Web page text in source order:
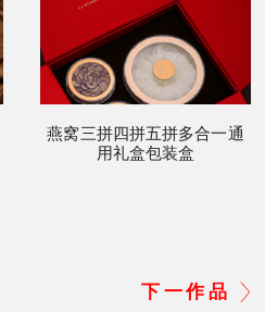
燕窝三拼四拼五拼多合一通
用礼盒包装盒
下一作品